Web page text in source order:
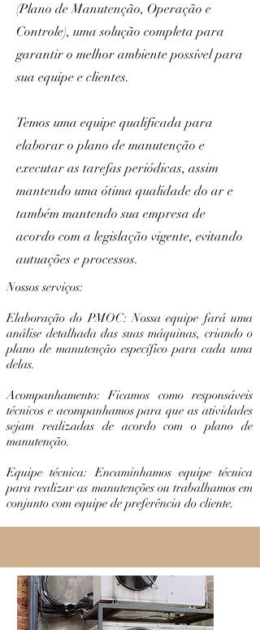
(Plano de Manutenção, Operação e
Controle), uma solução completa para
garantir o melhor ambiente possível para
sua equipe e clientes.
Temos uma equipe qualificada para
elaborar o plano de manutenção e
executar as tarefas periódicas, assim
mantendo uma ótima qualidade do ar e
também mantendo sua empresa de
acordo com a legislação vigente, evitando
autuações e processos.
Nossos serviços:
Elaboração do PMOC: Nossa equipe fará uma
análise detalhada das suas máquinas, criando o
plano de manutenção específico para cada uma
delas.
Acompanhamento: Ficamos como responsáveis
técnicos e acompanhamos para que as atividades
sejam realizadas de acordo com o plano de
manutenção.
Equipe técnica: Encaminhamos equipe técnica
para realizar as manutenções ou trabalhamos em
conjunto com equipe de preferência do cliente.